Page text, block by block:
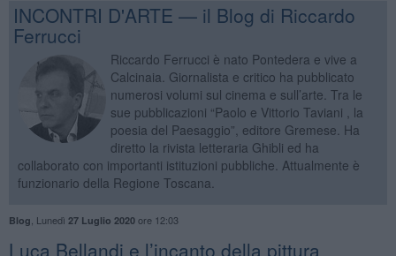
INCONTRI D'ARTE — il Blog di Riccardo
Ferrucci
Riccardo Ferrucci è nato Pontedera e vive a
Calcinaia. Giornalista e critico ha pubblicato
numerosi volumi sul cinema e sull’arte. Tra le
sue pubblicazioni “Paolo e Vittorio Taviani , la
poesia del Paesaggio”, editore Gremese. Ha
diretto la rivista letteraria Ghibli ed ha
collaborato con importanti istituzioni pubbliche. Attualmente è
funzionario della Regione Toscana.
Blog Lunedì 27 Luglio 2020ore 12:03
Luca Bellandi e l’incanto della pittura